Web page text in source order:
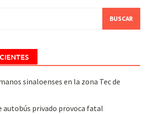
sinaloenses en la zona Tec de
autobús privado provoca fatal